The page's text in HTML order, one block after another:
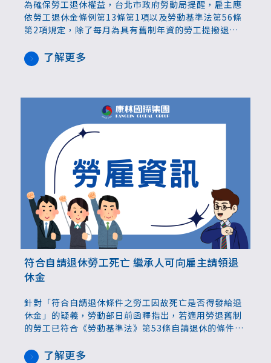
為確保勞工退休權益，台北市政府勞動局提醒，雇主應
依勞工退休金條例第13條第1項以及勞動基準法第56條
第2項規定，除了每月為具有舊制年資的勞工提撥退休
件勞工所需的退休金總額，若發現退休準備金專戶餘額
不足，應於次年3月31日前補足差額，以免違法受罰。
了解更多
符合自請退休勞工死亡 繼承人可向雇主請領退
休金
針對「符合自請退休條件之勞工因故死亡是否得發給退
休金」的疑義，勞動部日前函釋指出，若適用勞退舊制
的勞工已符合《勞動基準法》第53條自請退休的條件，
依法繼承退休金給付請求權，並向雇主提出請求。
了解更多